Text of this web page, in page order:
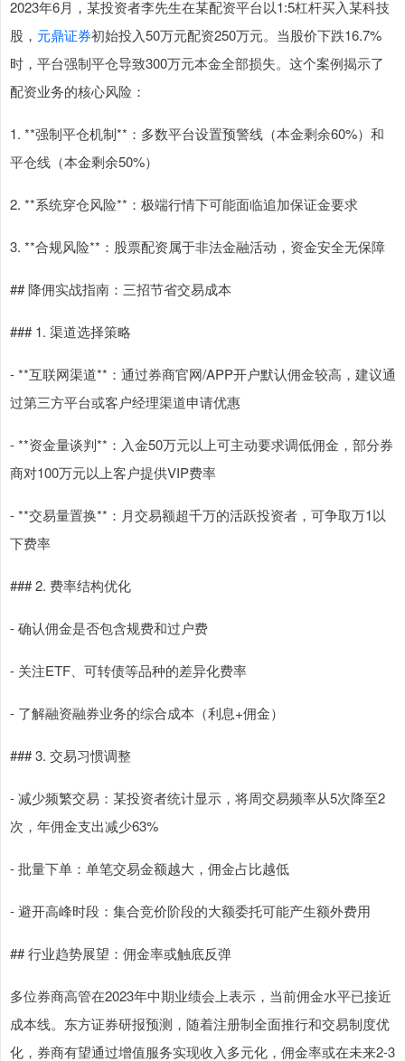
2023年6月，某投资者李先生在某配资平台以1:5杠杆买入某科技
股， 元鼎证券初始投入50万元配资250万元。当股价下跌16.7%
时，平台强制平仓导致300万元本金全部损失。这个案例揭示了
配资业务的核心风险：
1. **强制平仓机制**：多数平台设置预警线（本金剩余60%）和
平仓线（本金剩余50%）
2. **系统穿仓风险**：极端行情下可能面临追加保证金要求
3. **合规风险**：股票配资属于非法金融活动，资金安全无保障
## 降佣实战指南：三招节省交易成本
### 1. 渠道选择策略
- **互联网渠道**：通过券商官网/APP开户默认佣金较高，建议通
过第三方平台或客户经理渠道申请优惠
- **资金量谈判**：入金50万元以上可主动要求调低佣金，部分券
商对100万元以上客户提供VIP费率
- **交易量置换**：月交易额超千万的活跃投资者，可争取万1以
下费率
### 2. 费率结构优化
- 确认佣金是否包含规费和过户费
- 关注ETF、可转债等品种的差异化费率
- 了解融资融券业务的综合成本（利息+佣金）
### 3. 交易习惯调整
- 减少频繁交易：某投资者统计显示，将周交易频率从5次降至2
次，年佣金支出减少63%
- 批量下单：单笔交易金额越大，佣金占比越低
- 避开高峰时段：集合竞价阶段的大额委托可能产生额外费用
## 行业趋势展望：佣金率或触底反弹
多位券商高管在2023年中期业绩会上表示，当前佣金水平已接近
成本线。东方证券研报预测，随着注册制全面推行和交易制度优
化，券商有望通过增值服务实现收入多元化，佣金率或在未来2-3